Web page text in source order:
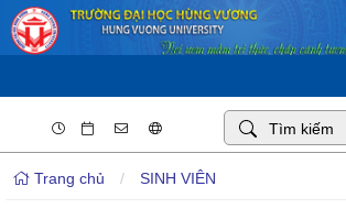
Trang chủ / SINH VIÊN